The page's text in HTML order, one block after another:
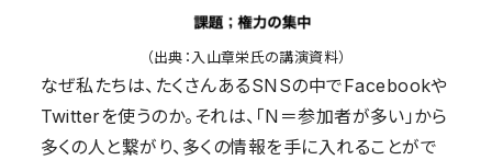
（出典：入山章栄氏の講演資料）
なぜ私たちは、たくさんあるSNSの中でFacebookや
Twitterを使うのか。それは、「N＝参加者が多い」から
多くの人と繋がり、多くの情報を手に入れることがで